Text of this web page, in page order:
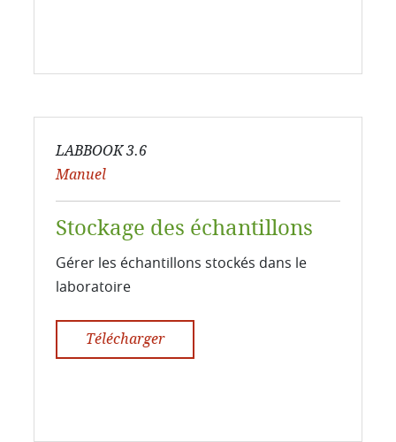
LABBOOK 3.6
Manuel
Stockage des échantillons
Gérer les échantillons stockés dans le
laboratoire
Télécharger